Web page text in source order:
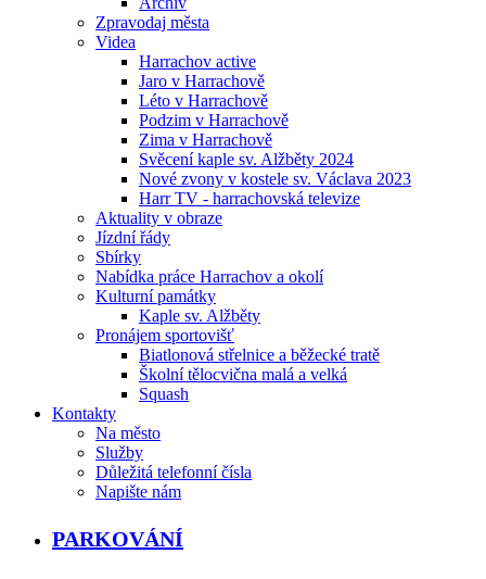
Zpravodaj města
Videa
Harrachov active
Jaro v Harrachově
Léto v Harrachově
Podzim v Harrachově
Zima v Harrachově
Svěcení kaple sv. Alžběty 2024
Nové zvony v kostele sv. Václava 2023
Harr TV - harrachovská televize
Aktuality v obraze
Jízdní řády
Sbírky
Nabídka práce Harrachov a okolí
Kulturní památky
Kaple sv. Alžběty
Pronájem sportovišť
Biatlonová střelnice a běžecké tratě
Školní tělocvična malá a velká
Squash
Kontakty
Na město
Služby
Důležitá telefonní čísla
Napište nám
PARKOVÁNÍ